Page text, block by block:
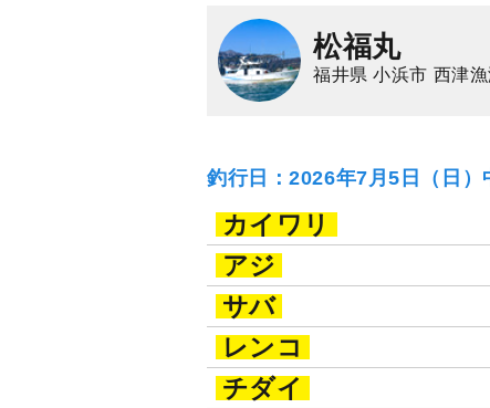
松福丸
福井県 小浜市 西津漁
釣行日：2026年7月5日（日）
カイワリ
アジ
サバ
レンコ
チダイ